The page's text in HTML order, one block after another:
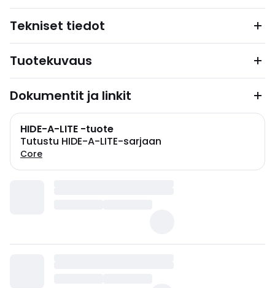
Tekniset tiedot
Tuotekuvaus
Dokumentit ja linkit
HIDE-A-LITE -tuote
Tutustu HIDE-A-LITE-sarjaan
Core